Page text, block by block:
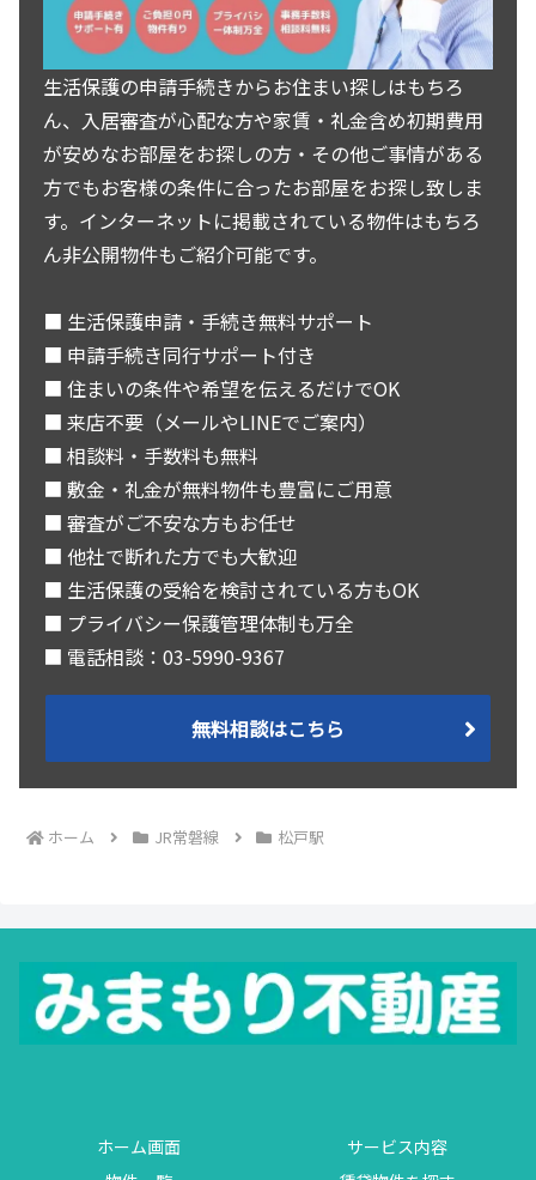
生活保護の申請手続きからお住まい探しはもちろ
ん、入居審査が心配な方や家賃・礼金含め初期費用
が安めなお部屋をお探しの方・その他ご事情がある
方でもお客様の条件に合ったお部屋をお探し致しま
す。インターネットに掲載されている物件はもちろ
ん非公開物件もご紹介可能です。
■ 生活保護申請・手続き無料サポート
■ 申請手続き同行サポート付き
■ 住まいの条件や希望を伝えるだけでOK
■ 来店不要（メールやLINEでご案内）
■ 相談料・手数料も無料
■ 敷金・礼金が無料物件も豊富にご用意
■ 審査がご不安な方もお任せ
■ 他社で断れた方でも大歓迎
■ 生活保護の受給を検討されている方もOK
■ プライバシー保護管理体制も万全
■ 電話相談：03-5990-9367
無料相談はこちら
ホーム JR常磐線 松戸駅
ホーム画面
サービス内容